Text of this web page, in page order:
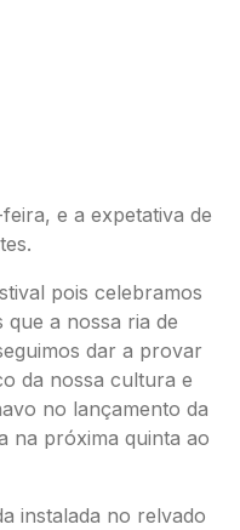
e a expetativa de
pois celebramos
a nossa ria de
dar a provar
da nossa cultura e
no lançamento da
na próxima quinta ao
instalada no relvado